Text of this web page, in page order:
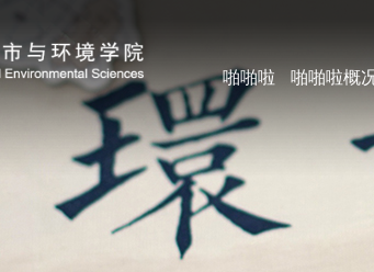
啪啪啦 啪啪啦概